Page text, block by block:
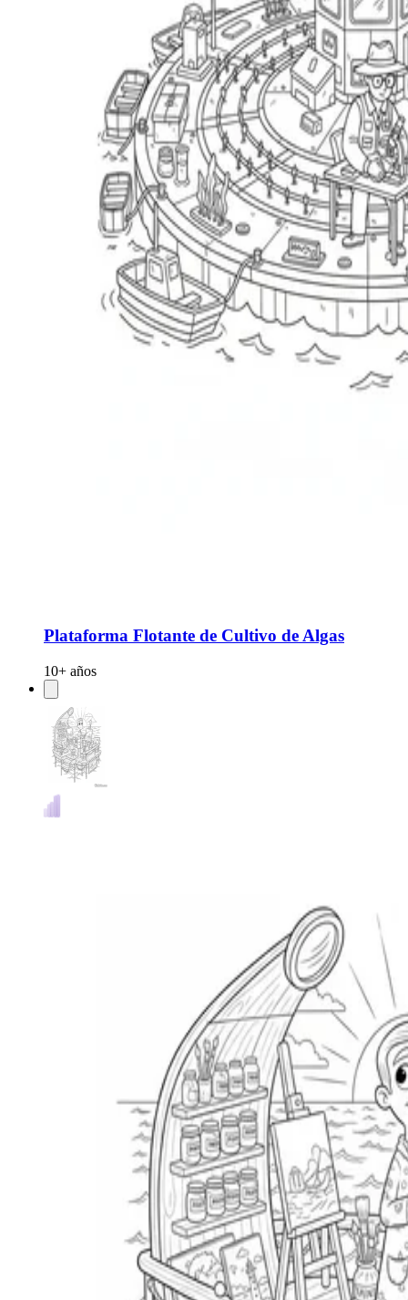
Plataforma Flotante de Cultivo de Algas
10+ años